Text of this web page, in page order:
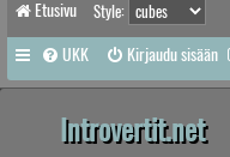
Etusivu Style:
UKK Kirjaudu sisään
Introvertit.net